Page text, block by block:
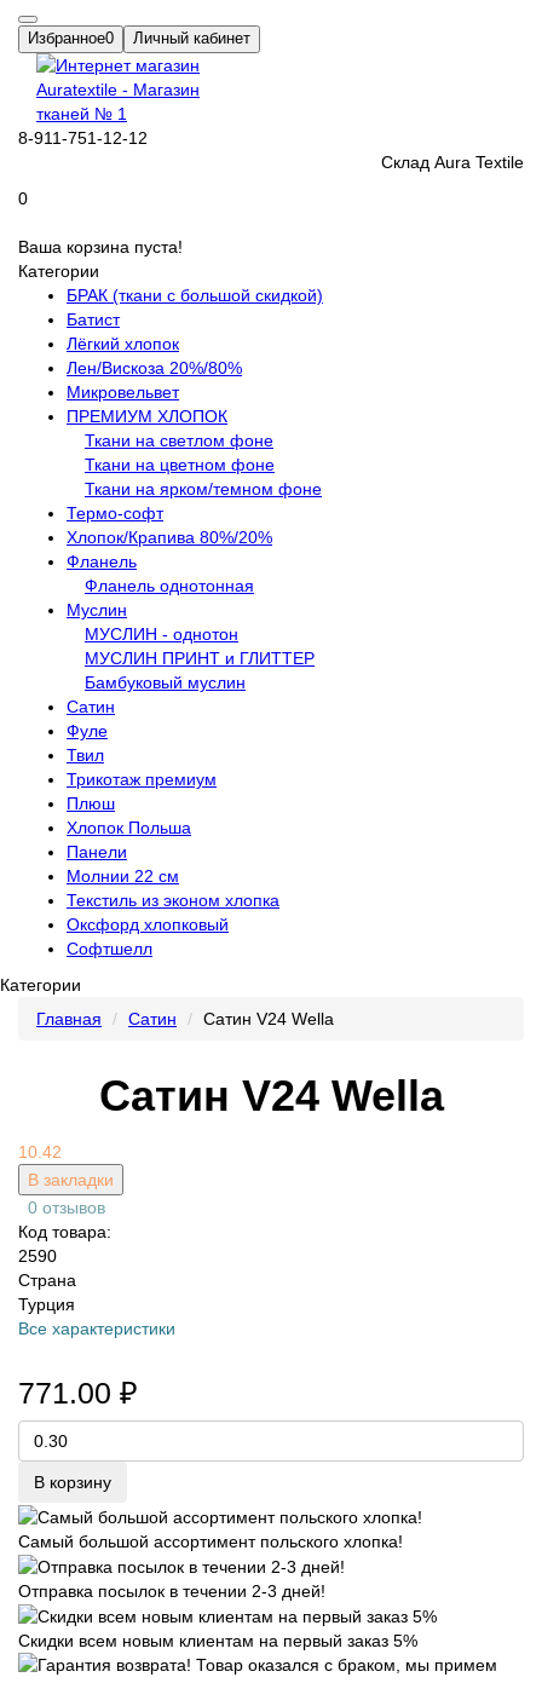
Избранное0 Личный кабинет
8-911-751-12-12
Склад Aura Textile
0
Ваша корзина пуста!
Категории
БРАК (ткани с большой скидкой)
Батист
Лёгкий хлопок
Лен/Вискоза 20%/80%
Микровельвет
ПРЕМИУМ ХЛОПОК
Ткани на светлом фоне
Ткани на цветном фоне
Ткани на ярком/темном фоне
Термо-софт
Хлопок/Крапива 80%/20%
Фланель
Фланель однотонная
Муслин
МУСЛИН - однотон
МУСЛИН ПРИНТ и ГЛИТТЕР
Бамбуковый муслин
Сатин
Фуле
Твил
Трикотаж премиум
Плюш
Хлопок Польша
Панели
Молнии 22 см
Текстиль из эконом хлопка
Оксфорд хлопковый
Софтшелл
Категории
Главная
Сатин Сатин V24 Wella
Сатин V24 Wella
10.42
В закладки
0 отзывов
Код товара:
2590
Страна
Турция
Все характеристики
771.00 ₽
В корзину
Самый большой ассортимент польского хлопка!
Отправка посылок в течении 2-3 дней!
Скидки всем новым клиентам на первый заказ 5%